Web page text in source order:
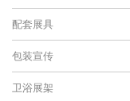
配套展具
包装宣传
卫浴展架